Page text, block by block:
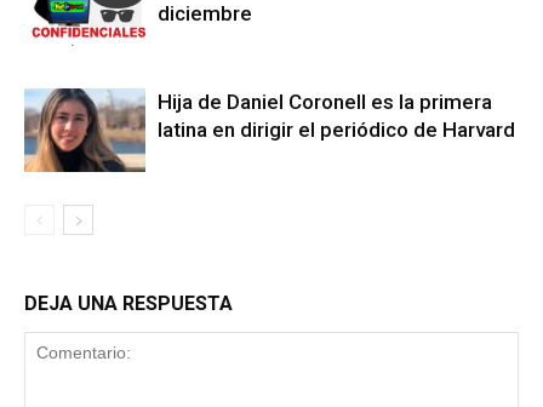
diciembre
Hija de Daniel Coronell es la primera
latina en dirigir el periódico de Harvard
DEJA UNA RESPUESTA